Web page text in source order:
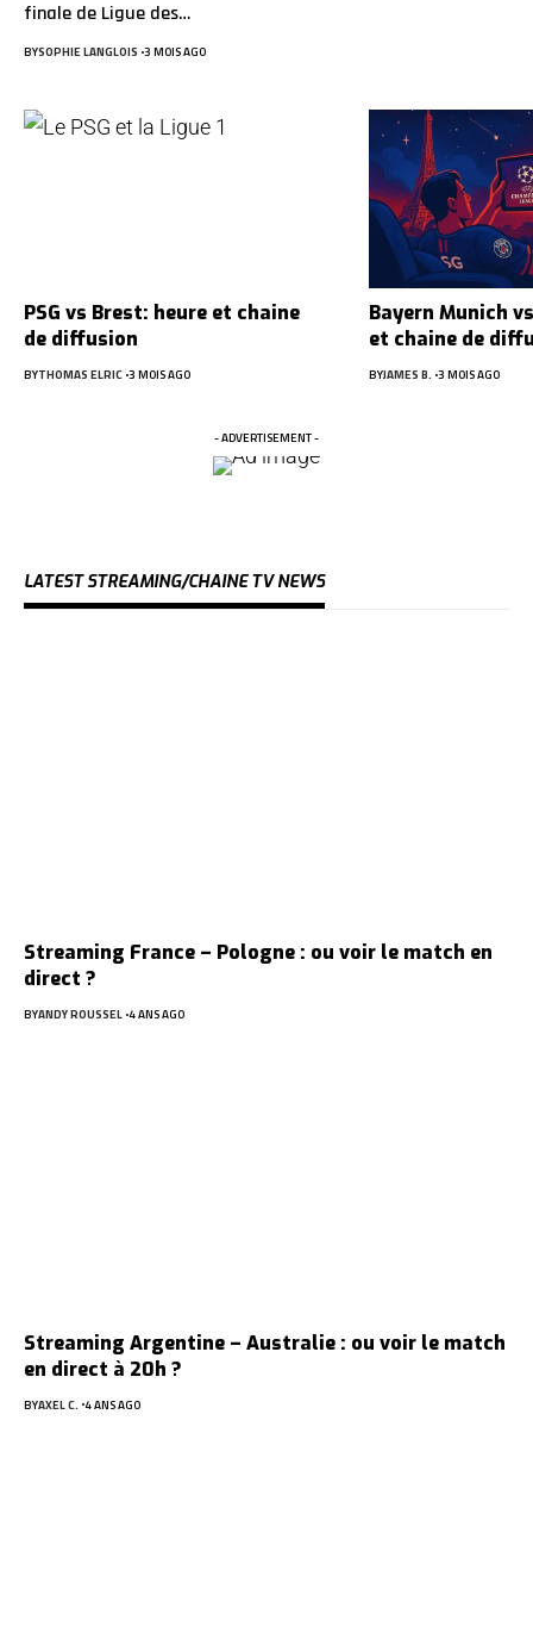
finale de Ligue des…
BYSOPHIE LANGLOIS 3 MOIS AGO
PSG vs Brest: heure et chaine
de diffusion
BYTHOMAS ELRIC 3 MOIS AGO
Bayern Munich
et chaine de
BYJAMES B. 3 MOIS AGO
- ADVERTISEMENT -
LATEST STREAMING/CHAINE TV NEWS
Streaming France – Pologne : ou voir le match en
direct ?
BYANDY ROUSSEL 4 ANS AGO
Streaming Argentine – Australie : ou voir le match
en direct à 20h ?
BYAXEL C. 4 ANS AGO